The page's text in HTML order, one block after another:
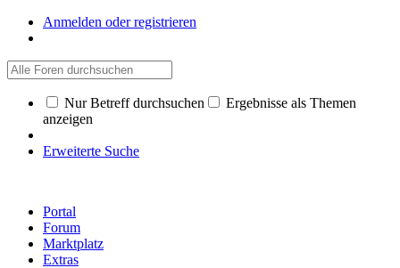
Anmelden oder registrieren
Nur Betreff durchsuchen
Ergebnisse als Themen
anzeigen
Erweiterte Suche
Portal
Forum
Marktplatz
Extras